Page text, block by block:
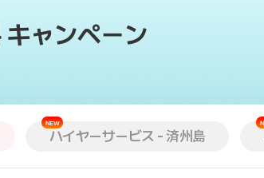
ハイヤーサービス - 済州島